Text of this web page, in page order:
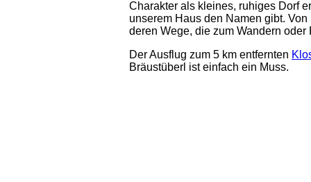
Charakter als kleines, ruhiges Dorf
unserem Haus den Namen gibt.
deren Wege, die zum Wandern
Der Ausflug zum 5 km entfernten
Bräustüberl ist einfach ein Muss.